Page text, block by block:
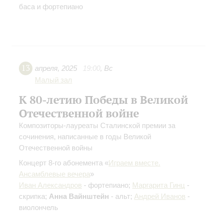
баса и фортепиано
13 апреля, 2025 19:00, Вс
Малый зал
К 80-летию Победы в Великой
Отечественной войне
Композиторы-лауреаты Сталинской премии за
сочинения, написанные в годы Великой
Отечественной войны
Концерт 8-го абонемента «Играем вместе.
Ансамблевые вечера»
Иван Александров - фортепиано; Маргарита Гинц -
скрипка; Анна Вайнштейн - альт; Андрей Иванов -
виолончель